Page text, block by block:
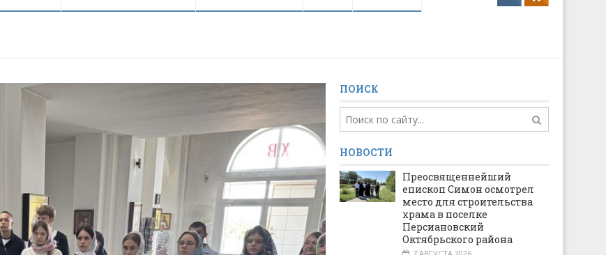
ПОИСК
НОВОСТИ
Преосвященнейший
епископ Симон осмотрел
место для строительства
храма в поселке
Персиановский
Октябрьского района